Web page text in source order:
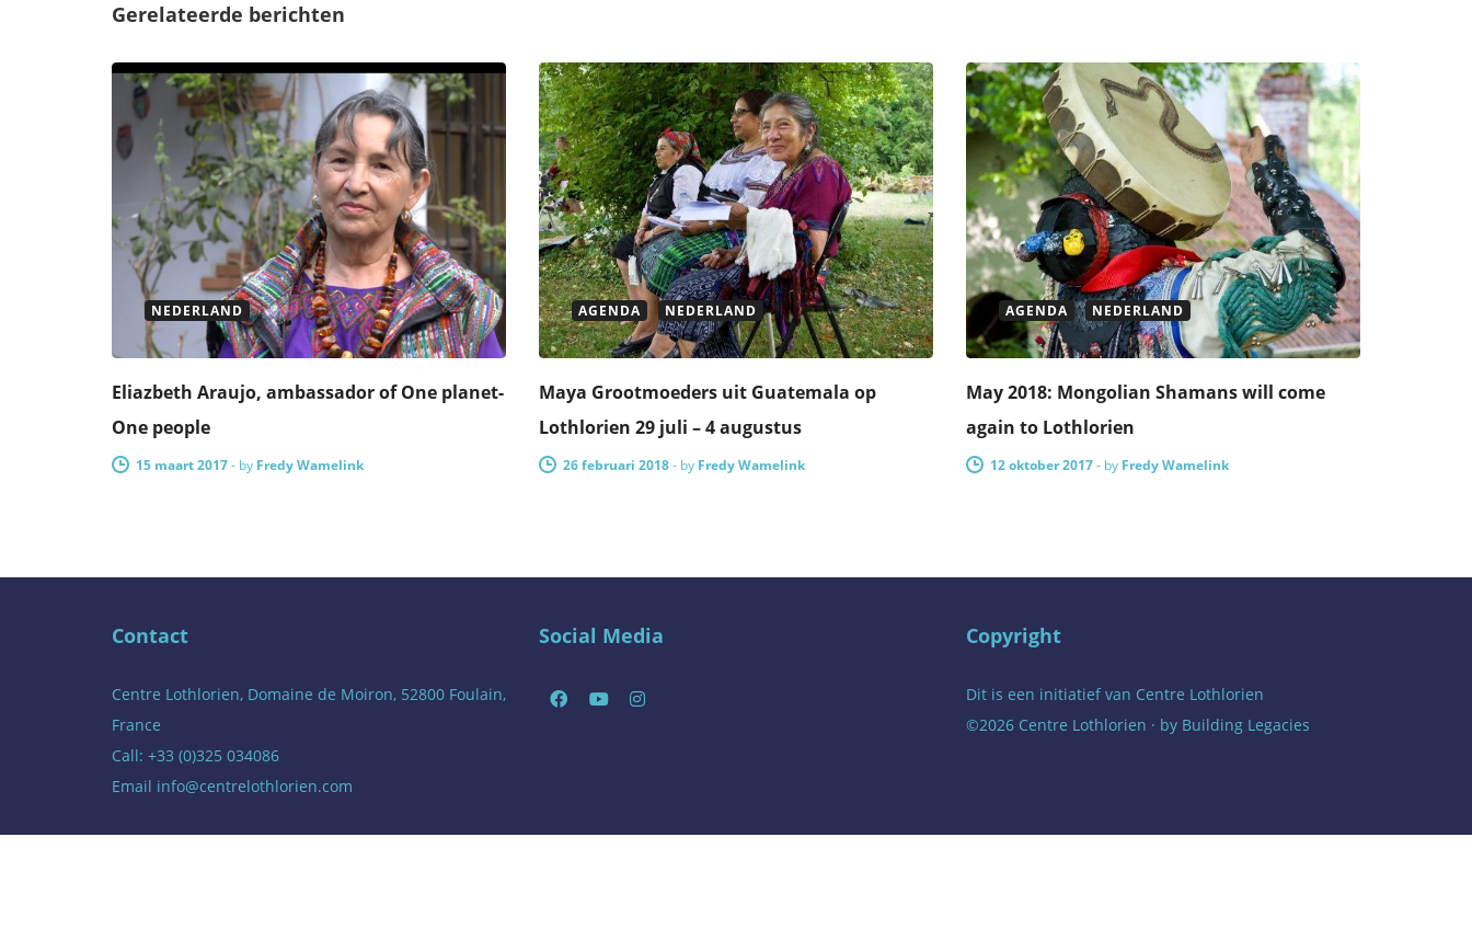
Gerelateerde berichten
NEDERLAND
Eliazbeth Araujo, ambassador of One planet-
One people
15 maart 2017- by Fredy Wamelink
AGENDA NEDERLAND
Maya Grootmoeders uit Guatemala op
Lothlorien 29 juli – 4 augustus
26 februari 2018- by Fredy Wamelink
AGENDA NEDERLAND
May 2018: Mongolian Shamans will come
again to Lothlorien
12 oktober 2017- by Fredy Wamelink
Contact
Centre Lothlorien, Domaine de Moiron, 52800 Foulain,
France
Call: +33 (0)325 034086
Email info@centrelothlorien.com
Social Media Copyright
Dit is een initiatief van Centre Lothlorien
©2026 Centre Lothlorien · by Building Legacies